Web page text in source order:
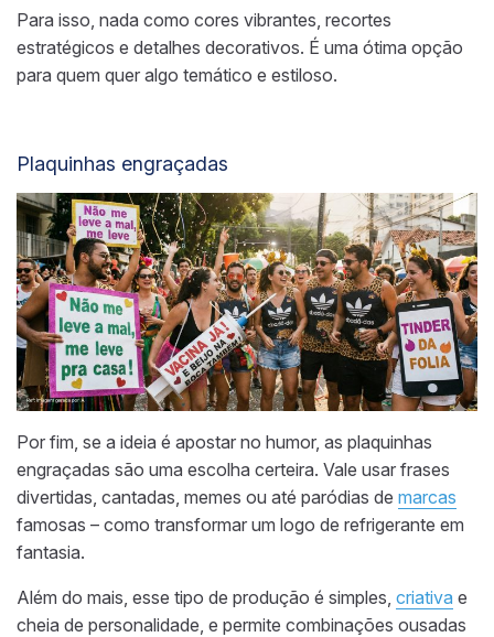
Para isso, nada como cores vibrantes, recortes
estratégicos e detalhes decorativos. É uma ótima opção
para quem quer algo temático e estiloso.
Plaquinhas engraçadas
Por fim, se a ideia é apostar no humor, as plaquinhas
engraçadas são uma escolha certeira. Vale usar frases
divertidas, cantadas, memes ou até paródias de marcas
famosas – como transformar um logo de refrigerante em
fantasia.
Além do mais, esse tipo de produção é simples, criativa e
cheia de personalidade, e permite combinações ousadas